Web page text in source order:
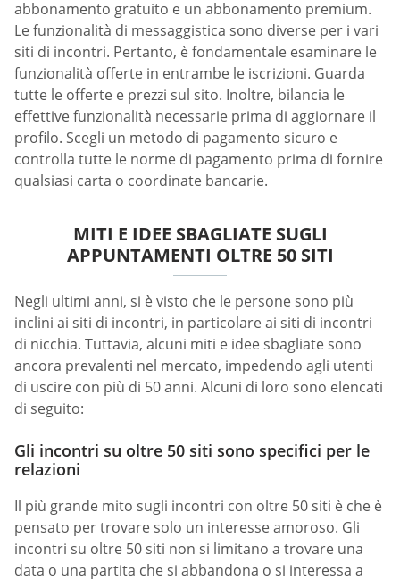
abbonamento gratuito e un abbonamento premium.
Le funzionalità di messaggistica sono diverse per i vari
siti di incontri. Pertanto, è fondamentale esaminare le
funzionalità offerte in entrambe le iscrizioni. Guarda
tutte le offerte e prezzi sul sito. Inoltre, bilancia le
effettive funzionalità necessarie prima di aggiornare il
profilo. Scegli un metodo di pagamento sicuro e
controlla tutte le norme di pagamento prima di fornire
qualsiasi carta o coordinate bancarie.
MITI E IDEE SBAGLIATE SUGLI
APPUNTAMENTI OLTRE 50 SITI
Negli ultimi anni, si è visto che le persone sono più
inclini ai siti di incontri, in particolare ai siti di incontri
di nicchia. Tuttavia, alcuni miti e idee sbagliate sono
ancora prevalenti nel mercato, impedendo agli utenti
di uscire con più di 50 anni. Alcuni di loro sono elencati
di seguito:
Gli incontri su oltre 50 siti sono specifici per le
relazioni
Il più grande mito sugli incontri con oltre 50 siti è che è
pensato per trovare solo un interesse amoroso. Gli
incontri su oltre 50 siti non si limitano a trovare una
data o una partita che si abbandona o si interessa a